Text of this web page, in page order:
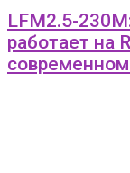
LFM2.5-
работает на